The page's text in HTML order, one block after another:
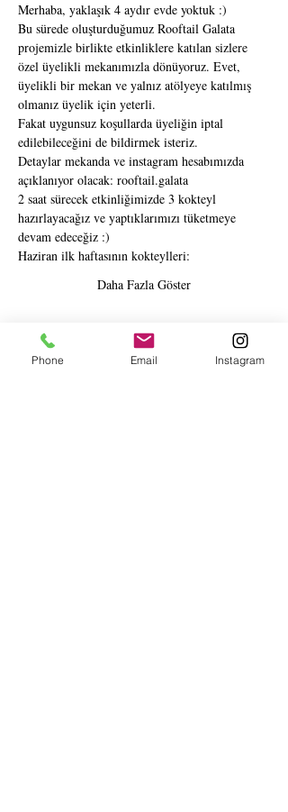
Merhaba, yaklaşık 4 aydır evde yoktuk :)
Bu sürede oluşturduğumuz Rooftail Galata
projemizle birlikte etkinliklere katılan sizlere
özel üyelikli mekanımızla dönüyoruz. Evet,
üyelikli bir mekan ve yalnız atölyeye katılmış
olmanız üyelik için yeterli.
Fakat uygunsuz koşullarda üyeliğin iptal
edilebileceğini de bildirmek isteriz.
Detaylar mekanda ve instagram hesabımızda
açıklanıyor olacak: rooftail.galata
2 saat sürecek etkinliğimizde 3 kokteyl
hazırlayacağız ve yaptıklarımızı tüketmeye
devam edeceğiz :)
Haziran ilk haftasının kokteylleri:
Daha Fazla Göster
Biletler
Phone Email Instagram